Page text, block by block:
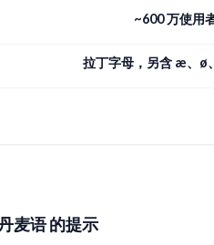
~600 万使用
拉丁字母，另含 æ、ø
麦语 的提示